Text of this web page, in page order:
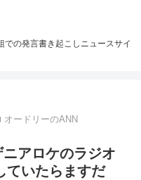
での発言書き起こしニュースサイ
オードリーのANN
アロケのラジオ
ていたらますだ